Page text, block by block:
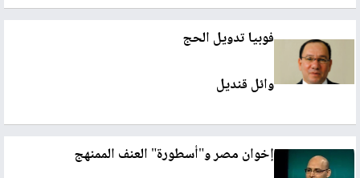
فوبيا تدويل الحج
وائل قنديل
إخوان مصر و"أسطورة" العنف الممنهج